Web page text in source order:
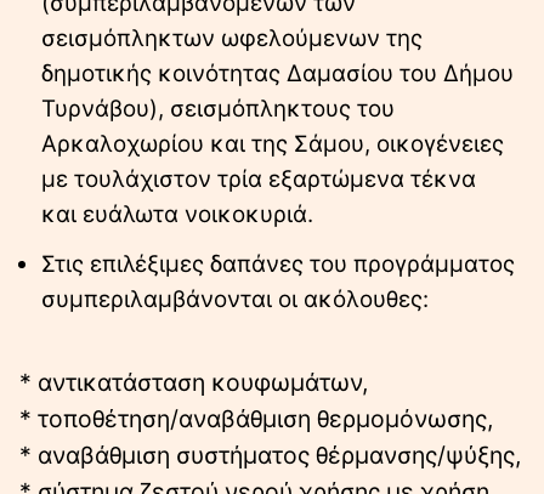
σεισμόπληκτων ωφελούμενων της
δημοτικής κοινότητας Δαμασίου του Δήμου
Τυρνάβου), σεισμόπληκτους του
Αρκαλοχωρίου και της Σάμου, οικογένειες
με τουλάχιστον τρία εξαρτώμενα τέκνα
και ευάλωτα νοικοκυριά.
Στις επιλέξιμες δαπάνες του προγράμματος
συμπεριλαμβάνονται οι ακόλουθες:
* αντικατάσταση κουφωμάτων,
* τοποθέτηση/αναβάθμιση θερμομόνωσης,
* αναβάθμιση συστήματος θέρμανσης/ψύξης,